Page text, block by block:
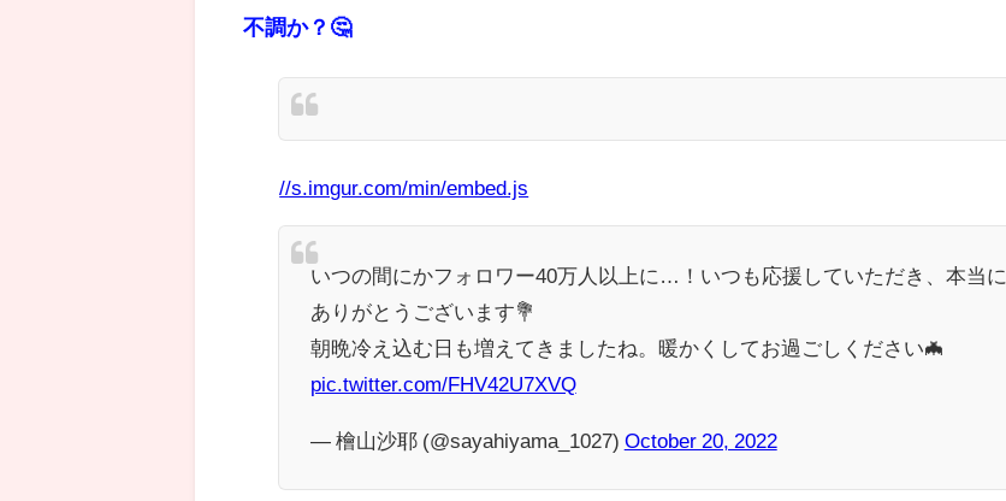
不調か？🤔
//s.imgur.com/min/embed.js
いつの間にかフォロワー40万人以上に…！いつも応援していただき、本当に
ありがとうございます💐
朝晩冷え込む日も増えてきましたね。暖かくしてお過ごしください🦇
pic.twitter.com/FHV42U7XVQ
— 檜山沙耶 (@sayahiyama_1027) October 20, 2022